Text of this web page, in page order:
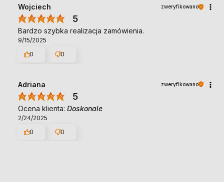
Wojciech zweryfikowano
5
Bardzo szybka realizacja zamówienia.
9/15/2025
0
0
Adriana zweryfikowano
5
Ocena klienta: Doskonale
2/24/2025
0
0